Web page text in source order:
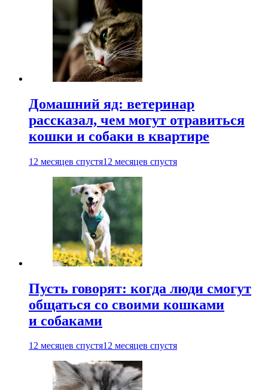
Домашний яд: ветеринар
рассказал, чем могут отравиться
кошки и собаки в квартире
12 месяцев спустя12 месяцев спустя
Пусть говорят: когда люди смогут
общаться со своими кошками
и собаками
12 месяцев спустя12 месяцев спустя